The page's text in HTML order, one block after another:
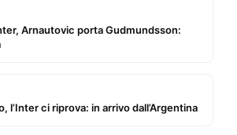
Arnautovic porta Gudmundsson:
l’Inter ci riprova: in arrivo dall’Argentina